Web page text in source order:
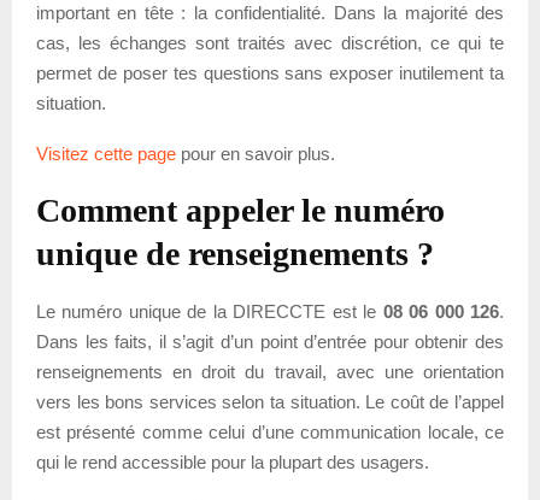
important en tête : la confidentialité. Dans la majorité des
cas, les échanges sont traités avec discrétion, ce qui te
permet de poser tes questions sans exposer inutilement ta
situation.
Visitez cette page pour en savoir plus.
Comment appeler le numéro
unique de renseignements ?
Le numéro unique de la DIRECCTE est le 08 06 000 126.
Dans les faits, il s’agit d’un point d’entrée pour obtenir des
renseignements en droit du travail, avec une orientation
vers les bons services selon ta situation. Le coût de l’appel
est présenté comme celui d’une communication locale, ce
qui le rend accessible pour la plupart des usagers.